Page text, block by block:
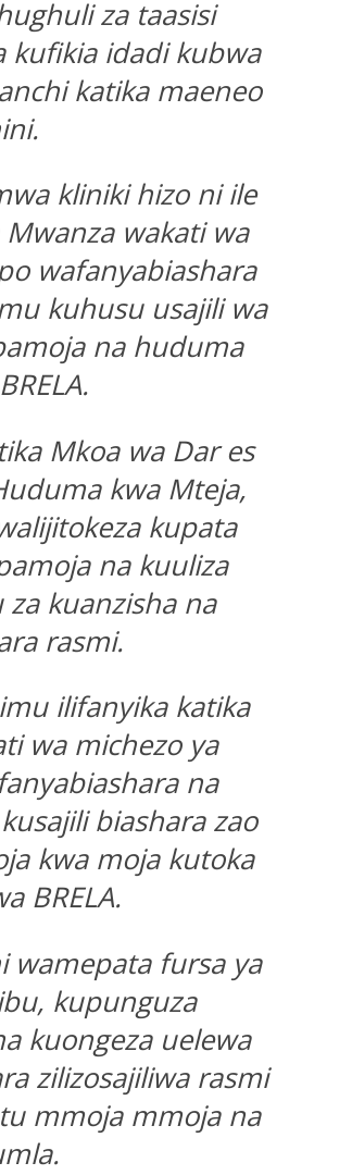
za taasisi
kufikia idadi kubwa
katika maeneo
kliniki hizo ni ile
Mwanzawakati wa
wafanyabiashara
kuhusu usajili wa
na huduma
Mkoa wa Dar es
kwa Mteja,
kupata
na kuuliza
kuanzisha na
rasmi.
ilifanyika katika
wa michezo ya
na
biashara zao
kwa moja kutoka
BRELA.
wamepata fursa ya
kupunguza
kuongeza uelewa
zilizosajiliwa rasmi
mmoja mmoja na